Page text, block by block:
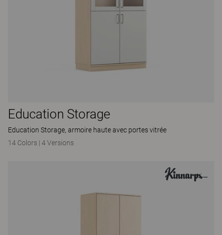
Education Storage
Education Storage, armoire haute avec portes vitrée
14 Colors | 4 Versions